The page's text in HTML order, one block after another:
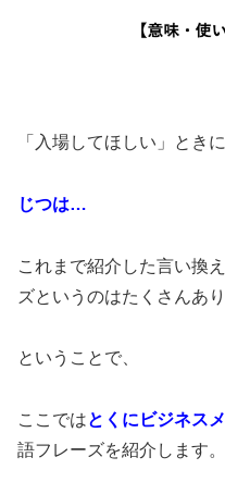
「入場してほしい」とき
じつは…
これまで紹介した言い換
ズというのはたくさんあり
ということで、
ここではとくにビジネス
語フレーズを紹介します。